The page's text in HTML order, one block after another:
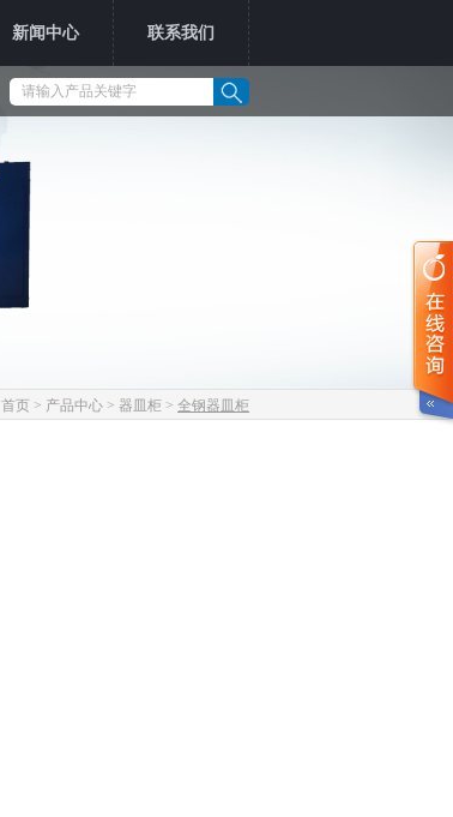
新闻中心 联系我们
首页 > 产品中心 > 器皿柜 > 全钢器皿柜